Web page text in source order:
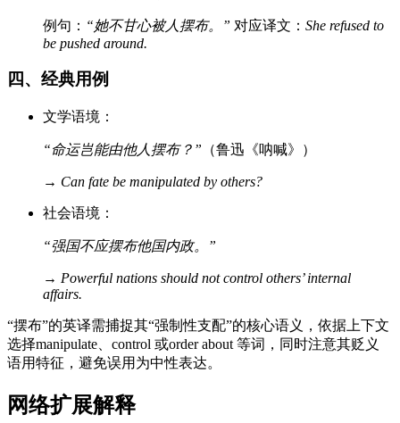
例句： “她不甘心被人摆布。” 对应译文： She refused to
be pushed around.
四、经典用例
文学语境：
“命运岂能由他人摆布？” （鲁迅《呐喊》）
→ Can fate be manipulated by others?
社会语境：
“强国不应摆布他国内政。”
→ Powerful nations should not control others’ internal
affairs.
“摆布”的英译需捕捉其“强制性支配”的核心语义，依据上下文
选择manipulate、control 或order about 等词，同时注意其贬义
语用特征，避免误用为中性表达。
网络扩展解释